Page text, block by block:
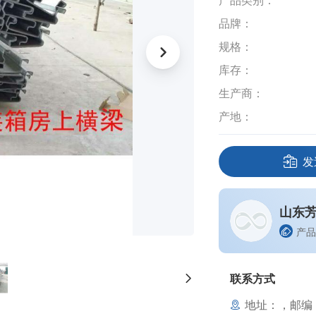
品牌：
规格：
库存：
生产商：
产地：
山东
产
联系方式
地址：，邮编